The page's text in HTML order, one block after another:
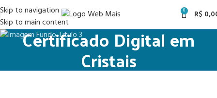
Skip to navigation
Skip to main content
0 R$
Certificado Digital em
Cristais